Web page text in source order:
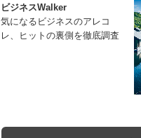
ビジネスWalker
気になるビジネスのアレコ
レ、ヒットの裏側を徹底調査